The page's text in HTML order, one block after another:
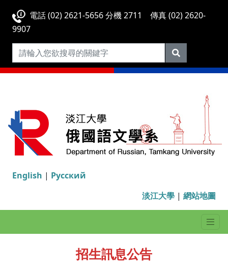
電話 (02) 2621-5656 分機 2711 傳真 (02) 2620-
9907
English | Русский
淡江大學 | 網站地圖
招生訊息公告